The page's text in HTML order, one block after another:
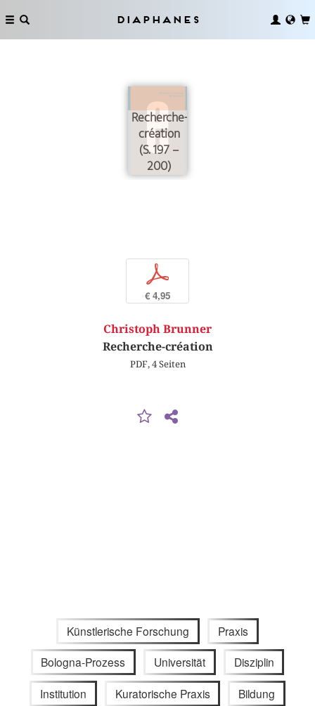
Diaphanes
Recherche-
création
(S. 197 –
200)
p
€ 4,95
Christoph Brunner
Recherche-création
PDF, 4 Seiten
Künstlerische Forschung Praxis
Bologna-Prozess Universität Disziplin
Institution Kuratorische Praxis Bildung